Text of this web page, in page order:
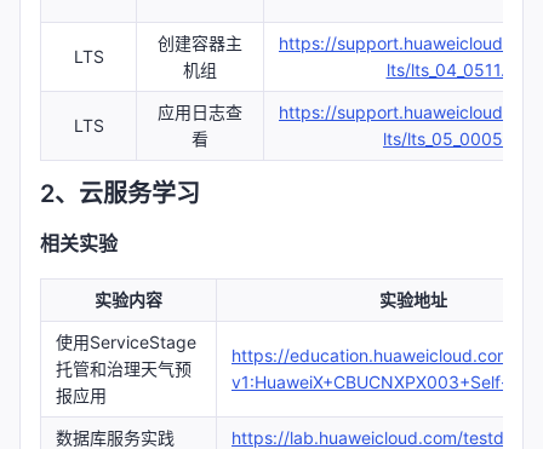
LTS
创建容器主
机组
https://
lts/lts_04_0511.html
LTS
应用日志查
看
https://
lts/lts_05_0005.html
2、云服务学习
相关实验
实验内容 实验地址
使用ServiceStage
托管和治理天气预
报应用
https://education.huaweicloud.com/
v1:HuaweiX+CBUCNXPX003+Self-
数据库服务实践 https://lab.huaweicloud.com/